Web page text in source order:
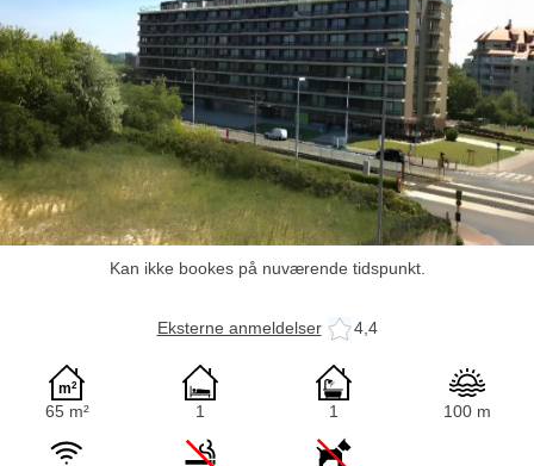
Kan ikke bookes på nuværende tidspunkt.
Eksterne anmeldelser 4,4
65 m² 1 1 100 m